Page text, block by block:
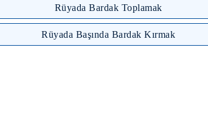
Rüyada Bardak Toplamak
Rüyada Başında Bardak Kırmak